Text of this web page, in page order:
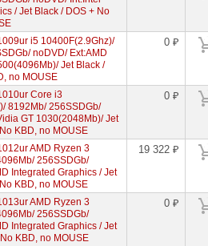
/ Jet Black / DOS + No
i5 10400F(2.9Ghz)/
noDVD/ Ext:AMD
Jet Black /
no MOUSE
0 ₽
Core i3
8192Mb/ 256SSDGb/
GT 1030(2048Mb)/ Jet
KBD, no MOUSE
0 ₽
AMD Ryzen 3
256SSDGb/
Integrated Graphics / Jet
KBD, no MOUSE
19 322 ₽
AMD Ryzen 3
256SSDGb/
Integrated Graphics / Jet
KBD, no MOUSE
0 ₽